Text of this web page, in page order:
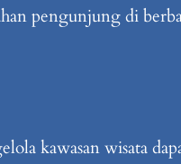
pengunjung di
kawasan wisata